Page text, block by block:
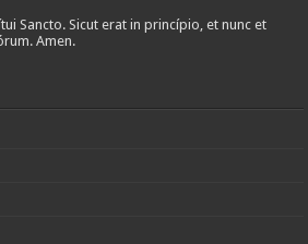
Sancto. Sicut erat in princípio, et nunc et
Amen.